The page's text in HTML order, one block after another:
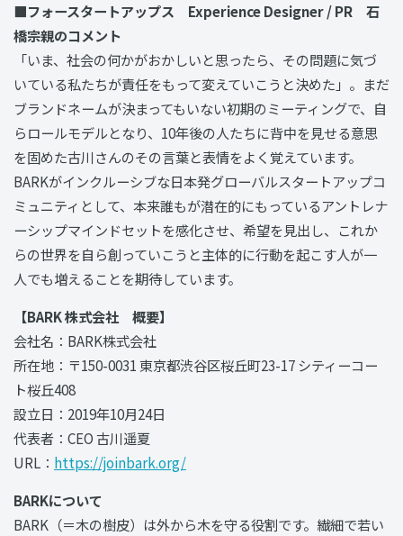
■フォースタートアップス Experience Designer / PR 石
橋宗親のコメント
「いま、社会の何かがおかしいと思ったら、その問題に気づ
いている私たちが責任をもって変えていこうと決めた」。まだ
ブランドネームが決まってもいない初期のミーティングで、自
らロールモデルとなり、10年後の人たちに背中を見せる意思
を固めた古川さんのその言葉と表情をよく覚えています。
BARKがインクルーシブな日本発グローバルスタートアップコ
ミュニティとして、本来誰もが潜在的にもっているアントレナ
ーシップマインドセットを感化させ、希望を見出し、これか
らの世界を自ら創っていこうと主体的に行動を起こす人が一
人でも増えることを期待しています。
【BARK 株式会社 概要】
会社名：BARK株式会社
所在地：〒150-0031 東京都渋⾕区桜丘町23-17 シティーコー
ト桜丘408
設立日：2019年10月24日
代表者：CEO 古川遥夏
URL： https://joinbark.org/
BARKについて
BARK（＝木の樹皮）は外から木を守る役割です。繊細で若い